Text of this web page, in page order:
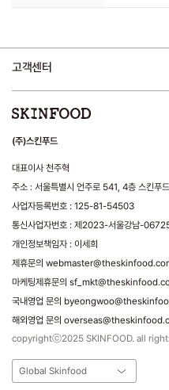
고객센터
(주)스킨푸드
대표이사 천주혁
주소 : 서울특별시 언주로 541, 4층 스킨푸드
사업자등록번호 : 125-81-54503
통신사업자번호 : 제2023-서울강남-
개인정보책임자 : 이세희
제휴문의
마케팅제휴문의
국내영업 문의
해외영업 문의
copyrightⓒ2025 SKINFOOD. all
Global Skinfood